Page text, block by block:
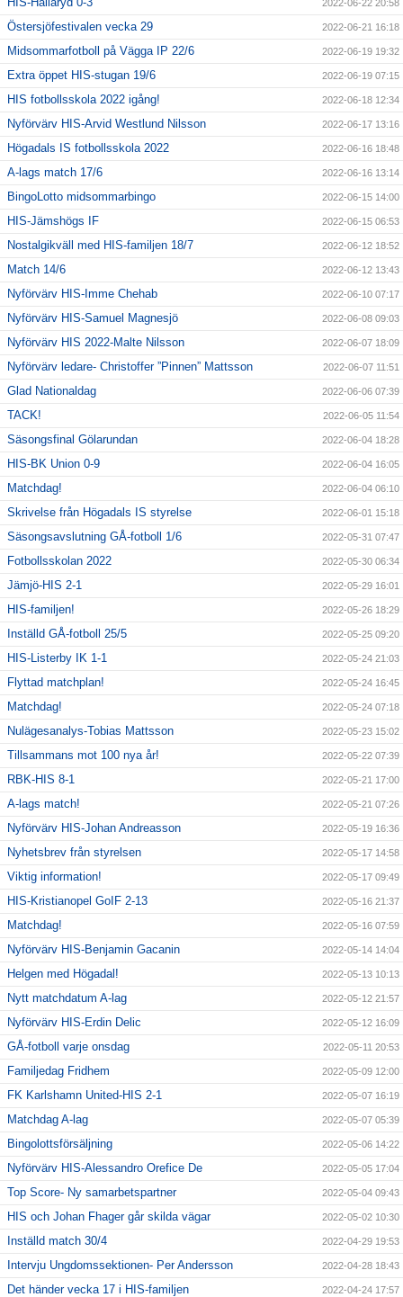
2022-06-22 20:58
Östersjöfestivalen vecka 29 2022-06-21 16:18
Midsommarfotboll på Vägga IP 22/6 2022-06-19 19:32
Extra öppet HIS-stugan 19/6 2022-06-19 07:15
HIS fotbollsskola 2022 igång! 2022-06-18 12:34
Nyförvärv HIS-Arvid Westlund Nilsson 2022-06-17 13:16
Högadals IS fotbollsskola 2022 2022-06-16 18:48
A-lags match 17/6 2022-06-16 13:14
BingoLotto midsommarbingo 2022-06-15 14:00
HIS-Jämshögs IF 2022-06-15 06:53
Nostalgikväll med HIS-familjen 18/7 2022-06-12 18:52
Match 14/6 2022-06-12 13:43
Nyförvärv HIS-Imme Chehab 2022-06-10 07:17
Nyförvärv HIS-Samuel Magnesjö 2022-06-08 09:03
Nyförvärv HIS 2022-Malte Nilsson 2022-06-07 18:09
Nyförvärv ledare- Christoffer ”Pinnen” Mattsson 2022-06-07 11:51
Glad Nationaldag 2022-06-06 07:39
TACK! 2022-06-05 11:54
Säsongsfinal Gölarundan 2022-06-04 18:28
HIS-BK Union 0-9 2022-06-04 16:05
Matchdag! 2022-06-04 06:10
Skrivelse från Högadals IS styrelse 2022-06-01 15:18
Säsongsavslutning GÅ-fotboll 1/6 2022-05-31 07:47
Fotbollsskolan 2022 2022-05-30 06:34
Jämjö-HIS 2-1 2022-05-29 16:01
HIS-familjen! 2022-05-26 18:29
Inställd GÅ-fotboll 25/5 2022-05-25 09:20
HIS-Listerby IK 1-1 2022-05-24 21:03
Flyttad matchplan! 2022-05-24 16:45
Matchdag! 2022-05-24 07:18
Nulägesanalys-Tobias Mattsson 2022-05-23 15:02
Tillsammans mot 100 nya år! 2022-05-22 07:39
RBK-HIS 8-1 2022-05-21 17:00
A-lags match! 2022-05-21 07:26
Nyförvärv HIS-Johan Andreasson 2022-05-19 16:36
Nyhetsbrev från styrelsen 2022-05-17 14:58
Viktig information! 2022-05-17 09:49
HIS-Kristianopel GoIF 2-13 2022-05-16 21:37
Matchdag! 2022-05-16 07:59
Nyförvärv HIS-Benjamin Gacanin 2022-05-14 14:04
Helgen med Högadal! 2022-05-13 10:13
Nytt matchdatum A-lag 2022-05-12 21:57
Nyförvärv HIS-Erdin Delic 2022-05-12 16:09
GÅ-fotboll varje onsdag 2022-05-11 20:53
Familjedag Fridhem 2022-05-09 12:00
FK Karlshamn United-HIS 2-1 2022-05-07 16:19
Matchdag A-lag 2022-05-07 05:39
Bingolottsförsäljning 2022-05-06 14:22
Nyförvärv HIS-Alessandro Orefice De 2022-05-05 17:04
Top Score- Ny samarbetspartner 2022-05-04 09:43
HIS och Johan Fhager går skilda vägar 2022-05-02 10:30
Inställd match 30/4 2022-04-29 19:53
Intervju Ungdomssektionen- Per Andersson 2022-04-28 18:43
Det händer vecka 17 i HIS-familjen 2022-04-24 17:57